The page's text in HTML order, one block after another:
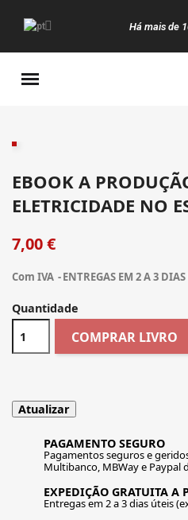
Há mais de
EBOOK A
ELETRICIDADE NO
7,00 €
Com IVA ENTREGAS EM 2 A 3
Quantidade
COMPRAR LIVRO
PAGAMENTO SEGURO
Pagamentos seguros e
Multibanco, MBWay e Paypal
EXPEDIÇÃO GRATUITA A
Entregas em 2 a 3 dias úteis